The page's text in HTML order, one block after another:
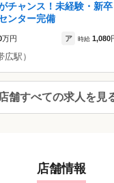
チャンス！未経験・新
ンター完備
万円 ア 時給 1,080
広駅）
店舗すべての求人を見
店舗情報